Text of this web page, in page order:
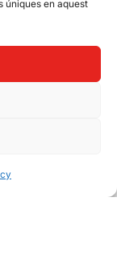
úniques en aquest